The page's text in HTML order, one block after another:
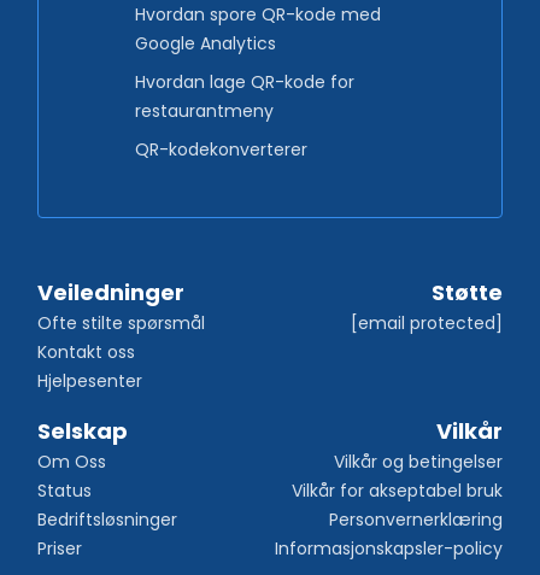
Hvordan spore QR-kode med
Google Analytics
Hvordan lage QR-kode for
restaurantmeny
QR-kodekonverterer
Veiledninger
Ofte stilte spørsmål
Kontakt oss
Hjelpesenter
Støtte
[email protected]
Selskap
Om Oss
Status
Bedriftsløsninger
Priser
Vilkår
Vilkår og betingelser
Vilkår for akseptabel bruk
Personvernerklæring
Informasjonskapsler-policy